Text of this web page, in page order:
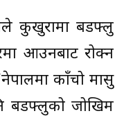
कुखुरामा बर्डफ्लु
आउनबाट रोक्न
काँचो मासु
जोखिम